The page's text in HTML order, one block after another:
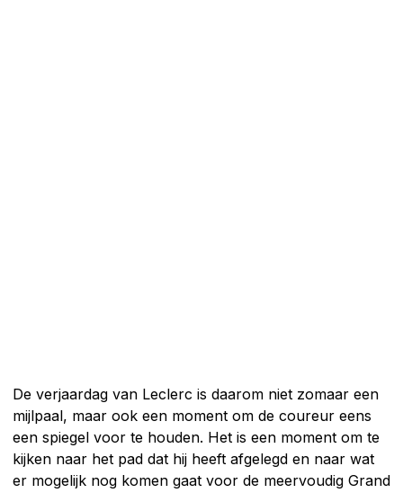
De verjaardag van Leclerc is daarom niet zomaar een
mijlpaal, maar ook een moment om de coureur eens
een spiegel voor te houden. Het is een moment om te
kijken naar het pad dat hij heeft afgelegd en naar wat
er mogelijk nog komen gaat voor de meervoudig Grand